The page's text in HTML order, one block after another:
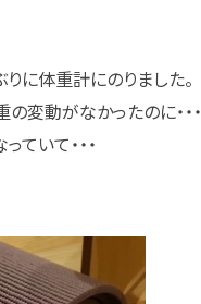
に体重計にのりました。
変動がなかったのに・・・
ていて・・・